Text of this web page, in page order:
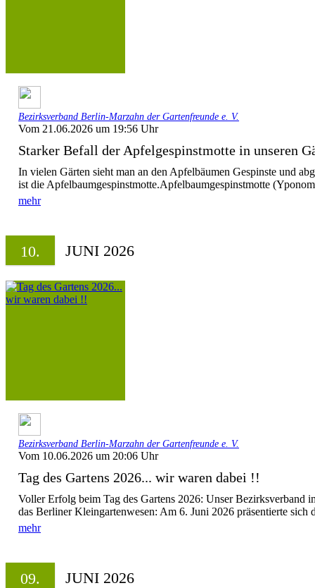
Bezirksverband Berlin-Marzahn der Gartenfreunde e. V.
Vom 21.06.2026 um 19:56 Uhr
Starker Befall der Apfelgespinstmotte in unseren
In vielen Gärten sieht man an den Apfelbäumen Gespinste und
ist die Apfelbaumgespinstmotte.Apfelbaumgespinstmotte
mehr
10. JUNI 2026
Bezirksverband Berlin-Marzahn der Gartenfreunde e. V.
Vom 10.06.2026 um 20:06 Uhr
Tag des Gartens 2026... wir waren dabei !!
Voller Erfolg beim Tag des Gartens 2026: Unser Bezirksverband
das Berliner Kleingartenwesen: Am 6. Juni 2026 präsentierte sich
mehr
09. JUNI 2026